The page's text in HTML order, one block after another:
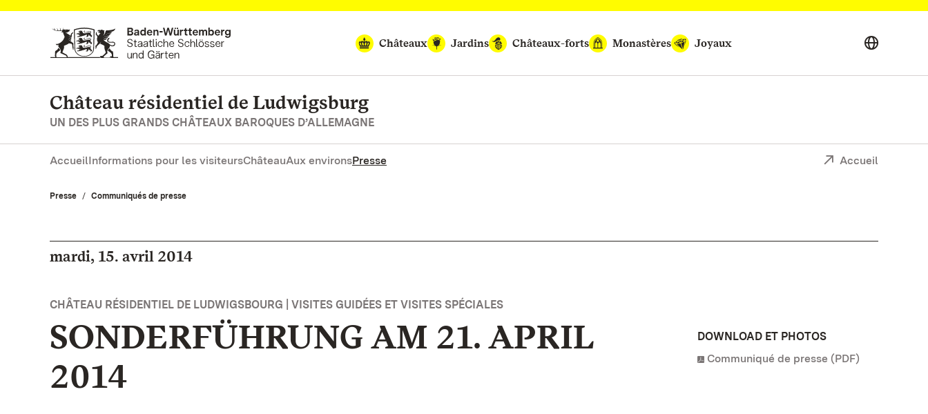
Vers la page d’accueil
Châteaux
Jardins Châteaux-forts Monastères Joyaux
Château résidentiel de Ludwigsburg
UN DES PLUS GRANDS CHÂTEAUX BAROQUES D’ALLEMAGNE
AccueilInformations pour les visiteursChâteauAux environsPresse Accueil
Presse Communiqués de presse
mardi, 15. avril 2014
CHÂTEAU RÉSIDENTIEL DE LUDWIGSBOURG | VISITES GUIDÉES ET VISITES SPÉCIALES
SONDERFÜHRUNG AM 21. APRIL
2014
DOWNLOAD ET PHOTOS
Communiqué de presse (PDF)